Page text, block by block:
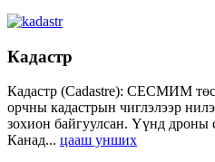
Кадастр
Кадастр (Cadastre): СЕСМИМ
орчны кадастрын чиглэлээр
зохион байгуулсан. Үүнд дроны
Канад... цааш унших